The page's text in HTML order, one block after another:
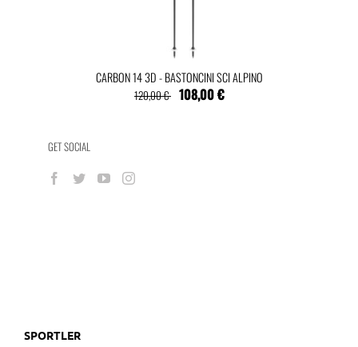
CARBON 14 3D - BASTONCINI SCI ALPINO
120,00 € 108,00 €
GET SOCIAL
SPORTLER